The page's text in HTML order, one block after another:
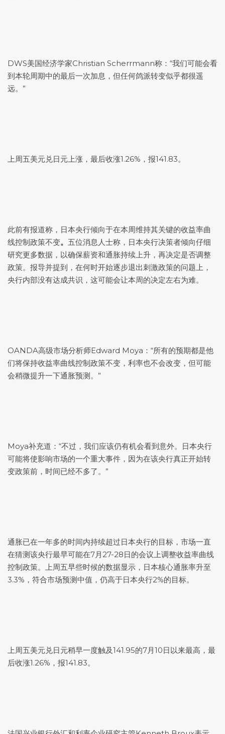
DWS美国经济学家Christian Scherrmann称：“我们可能会看
到本轮周期中的最后一次加息，但任何鸽派转变似乎都很遥
远。”
上周五美元兑日元 上涨，最后收涨1.26%，报141.83。
此前有报道称，日本央行倾向于在本周维持其关键的收益率曲
线控制政策不变。 五位消息人士称，日本央行决策者倾向仔细
研究更多数据，以确保薪资和通胀持续上升，再决定是否调整
政策。报导并提到，在何时开始逐步退出刺激政策的问题上，
央行内部没有达成共识，这可能会让本周的决定左右为难。
OANDA高级市场分析师Edward Moya：“所有的预期都是他
们将保持收益率曲线控制政策不变，利率也不会改变，但可能
会稍微提升一下通胀预测。”
Moya补充道：“不过，我们应该仍有机会看到意外。日本央行
可能将使影响市场的一个重大事件，因为在该央行真正开始转
变政策前，时间已经不多了。”
通胀已在一年多的时间内持续超过日本央行的目标，市场一直
在猜测该央行最早可能在7月27-28日的会议上调整收益率曲线
控制政策。上周五早些时候的数据显示，日本核心通胀率升至
3.3%，符合市场预测中值，仍高于日本央行2%的目标。
上周五美元兑日元稍早一度触及141.95的7月10日以来最高，最
后收涨1.26%，报141.83。